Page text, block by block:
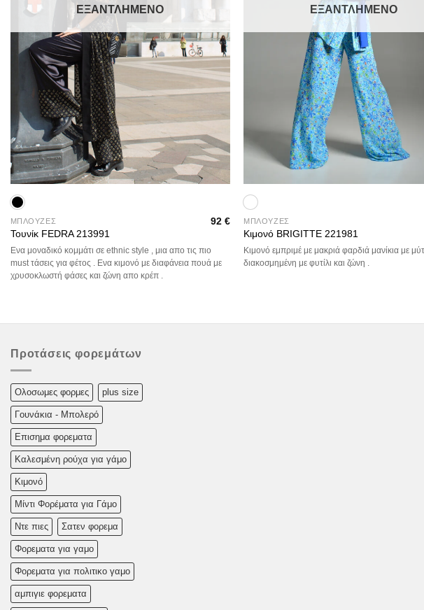
+
ΕΞΑΝΤΛΗΜΈΝΟ
ΜΠΛΟΥΖΕΣ
Τουνίκ FEDRA 213991
92 €
Ενα μοναδικό κομμάτι σε ethnic style , μια απο τις πιο
must τάσεις για φέτος . Ενα κιμονό με διαφάνεια πουά με
χρυσοκλωστή φάσες και ζώνη απο κρέπ .
ΕΞΑΝΤΛΗΜΈΝΟ
ΜΠΛΟΥΖΕΣ
Κιμονό BRIGITTE 221981
Κιμονό εμπριμέ με μακριά φαρδιά μανίκια με
διακοσμημένη με φυτίλι και ζώνη .
Προτάσεις φορεμάτων
Oλoσωμες φoρμες plus size
Γουνάκια - Μπολερό
Επισημα φορεματα
Καλεσμένη ρούχα για γάμο
Κιμονό
Μίντι Φορέματα για Γάμο
Ντε πιες Σατεν φορεμα
Φορεματα για γαμο
Φορεματα για πολιτικο γαμο
αμπιγιε φορεματα